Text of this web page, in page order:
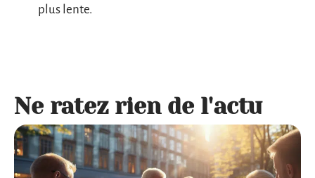
plus lente.
Ne ratez rien de l'actu